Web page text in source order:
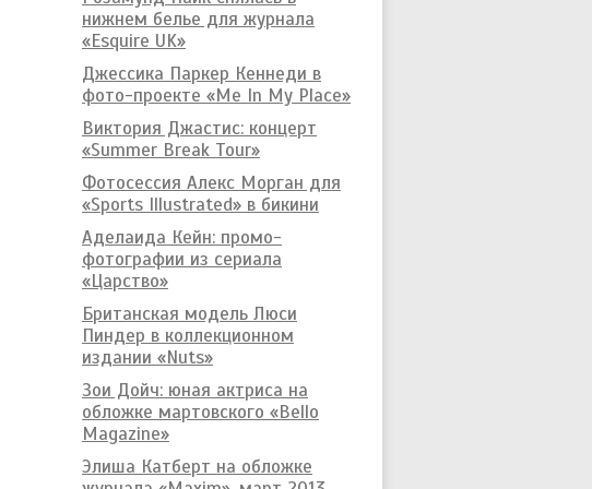
нижнем белье для журнала
«Esquire UK»
Джессика Паркер Кеннеди в
фото-проекте «Me In My Place»
Виктория Джастис: концерт
«Summer Break Tour»
Фотосессия Алекс Морган для
«Sports Illustrated» в бикини
Аделаида Кейн: промо-
фотографии из сериала
«Царство»
Британская модель Люси
Пиндер в коллекционном
издании «Nuts»
Зои Дойч: юная актриса на
обложке мартовского «Bello
Magazine»
Элиша Катберт на обложке